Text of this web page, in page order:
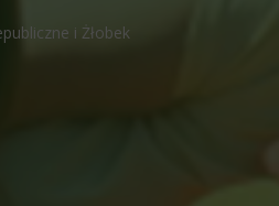
i Żłobek